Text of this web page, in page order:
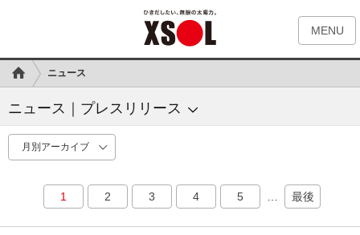
MENU
ニュース
ニュース｜プレスリリース
1 2 3 4 5 … 最後